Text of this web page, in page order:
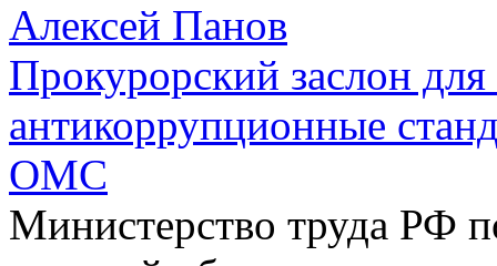
Алексей Панов
Прокурорский заслон
антикоррупционные
ОМС
Министерство труда РФ